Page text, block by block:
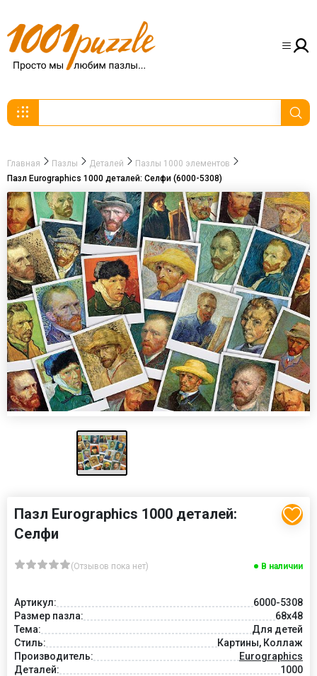
Главная Пазлы Деталей
Пазлы 1000 элементов
Пазл Eurographics 1000 деталей: Селфи (6000-5308)
Пазл Eurographics 1000 деталей:
Селфи
(Отзывов пока нет) В наличии
Артикул:
6000-5308
Размер пазла:
68x48
Тема:
Для детей
Стиль:
Картины, Коллаж
Производитель:
Eurographics
Деталей:
1000